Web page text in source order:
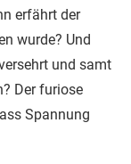
erfährt der
wurde? Und
und samt
Der furiose
Spannung